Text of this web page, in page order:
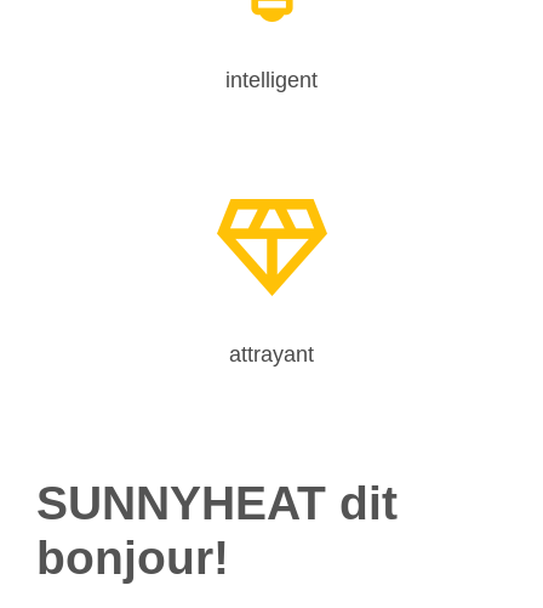
intelligent
attrayant
SUNNYHEAT dit
bonjour!